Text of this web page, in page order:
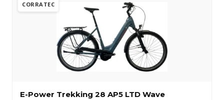
CORRATEC
E-Power Trekking 28 AP5 LTD Wave